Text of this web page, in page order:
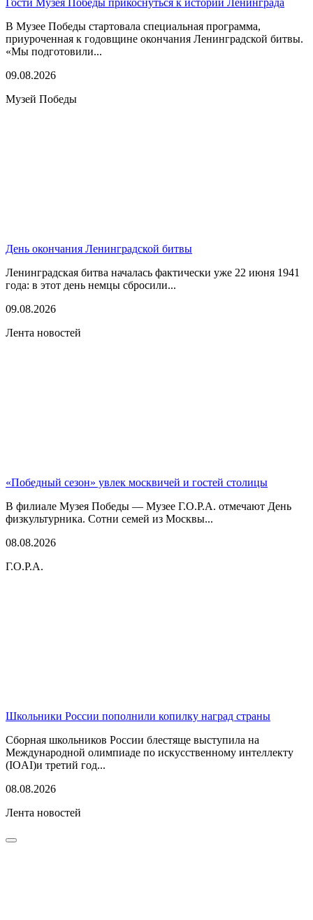
В Музее Победы стартовала специальная программа,
приуроченная к годовщине окончания Ленинградской битвы.
«Мы подготовили...
09.08.2026
Музей Победы
День окончания Ленинградской битвы
Ленинградская битва началась фактически уже 22 июня 1941
года: в этот день немцы сбросили...
09.08.2026
Лента новостей
«Победный сезон» увлек москвичей и гостей столицы
В филиале Музея Победы — Музее Г.О.Р.А. отмечают День
физкультурника. Сотни семей из Москвы...
08.08.2026
Г.О.Р.А.
Школьники России пополнили копилку наград страны
Сборная школьников России блестяще выступила на
Международной олимпиаде по искусственному интеллекту
(IOAI)и третий год...
08.08.2026
Лента новостей